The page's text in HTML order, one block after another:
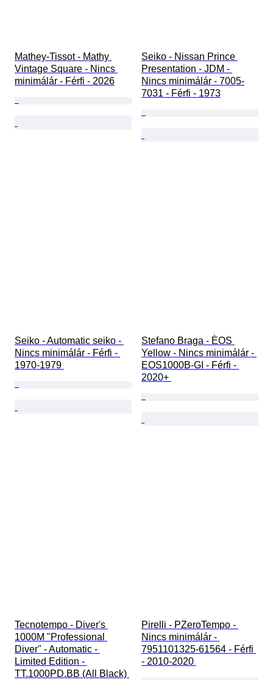
Mathey-Tissot - Mathy
Vintage Square - Nincs
minimálár - Férfi - 2026
Seiko - Nissan Prince
Presentation - JDM -
Nincs minimálár - 7005-
7031 - Férfi - 1973
Seiko - Automatic seiko -
Nincs minimálár - Férfi -
1970-1979
Stefano Braga - ÈOS
Yellow - Nincs minimálár -
EOS1000B-GI - Férfi -
2020+
Tecnotempo - Diver's
1000M "Professional
Diver" - Automatic -
Limited Edition -
TT.1000PD.BB (All Black)
Pirelli - PZeroTempo -
Nincs minimálár -
7951101325-61564 - Férfi
- 2010-2020